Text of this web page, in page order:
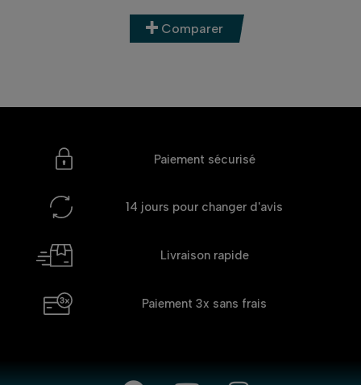
Comparer
Paiement sécurisé
14 jours pour changer d'avis
Livraison rapide
Paiement 3x sans frais